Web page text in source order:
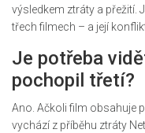
výsledkem ztráty a přežití.
třech filmech – a její
Je potřeba
pochopil třetí?
Ano. Ačkoli film obsahuje
vychází z příběhu ztráty